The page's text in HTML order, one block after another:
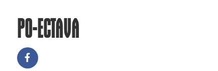
PO-ECTAVA